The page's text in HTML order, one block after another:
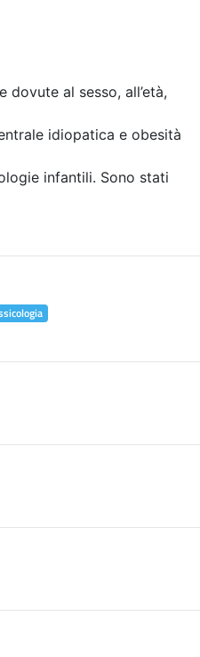
al sesso, all’età,
idiopatica e obesità
infantili. Sono stati